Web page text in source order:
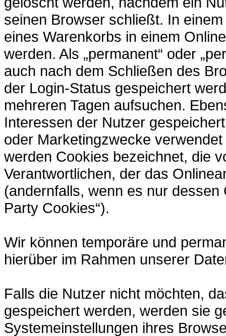
seinen Browser schließt. In
eines Warenkorbs in einem
werden. Als „permanent“ oder
auch nach dem Schließen des
der Login-Status gespeichert
mehreren Tagen aufsuchen.
Interessen der Nutzer
oder Marketingzwecke
werden Cookies bezeichnet, die
Verantwortlichen, der das
(andernfalls, wenn es nur
Party Cookies“).
Wir können temporäre und
hierüber im Rahmen unserer
Falls die Nutzer nicht möchten,
gespeichert werden, werden sie
Systemeinstellungen ihres